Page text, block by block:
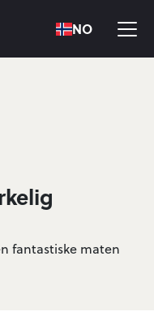
NO
fantastiske maten